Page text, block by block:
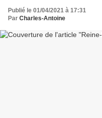
Publié le 01/04/2021 à 17:31
Par Charles-Antoine